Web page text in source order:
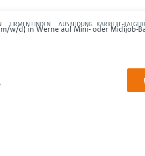
Haupt-
FIRMEN FINDEN AUSBILDUNG KARRIERE-
w/d) in Werne auf Mini- oder Midijob-